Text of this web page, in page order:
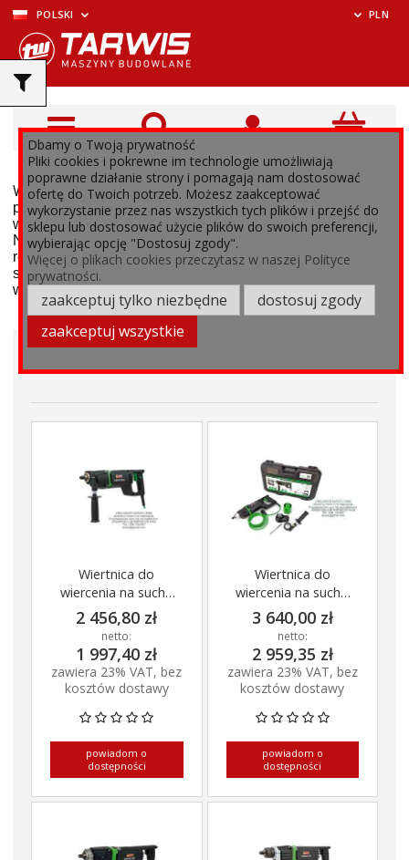
POLSKI PLN
W kategoriiWiertnice Ręczne Eibenstock
profesjonalne narzędzia, które idealnie sprawdzą się w
wielu zastosowaniach budowlanych i instalacyjnych.
Nasza oferta obejmuje wysokiej jakości urządzenia tej
renomowanej marki, w tym wiertnice do wiercenia na
sucho, które pozwalają na precyzyjne i czyste
wykonywanie otworów bez potrzeby stosowania wody.
Wiertnica do
wiercenia na sucho
EHD 1500
2 456,80 zł
netto:
1 997,40 zł
zawiera 23% VAT, bez
kosztów dostawy
powiadom o
dostępności
Wiertnica do
wiercenia na sucho
EHD 1500
3 640,00 zł
netto:
2 959,35 zł
zawiera 23% VAT, bez
kosztów dostawy
powiadom o
dostępności
Dbamy o Twoją prywatność
Pliki cookies i pokrewne im technologie umożliwiają
poprawne działanie strony i pomagają nam dostosować
ofertę do Twoich potrzeb. Możesz zaakceptować
wykorzystanie przez nas wszystkich tych plików i przejść do
sklepu lub dostosować użycie plików do swoich preferencji,
wybierając opcję "Dostosuj zgody".
Więcej o plikach cookies przeczytasz w naszej Polityce
prywatności.
zaakceptuj tylko niezbędne
dostosuj zgody
zaakceptuj wszystkie